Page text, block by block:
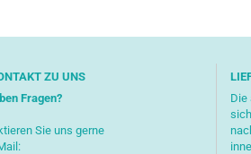
ZU UNS
Fragen?
Sie uns gerne
Die